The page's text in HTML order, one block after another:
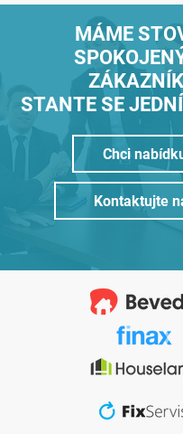
MÁME
STANTE SE
Chci
Kontaktujte